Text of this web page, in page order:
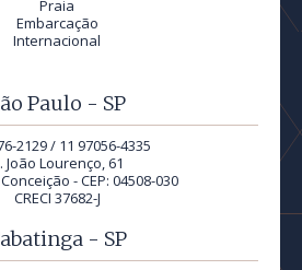
Praia
Embarcação
Internacional
Paulo - SP
2129 / 11 97056-4335
João Lourenço, 61
- CEP: 04508-030
CRECI 37682-J
- SP